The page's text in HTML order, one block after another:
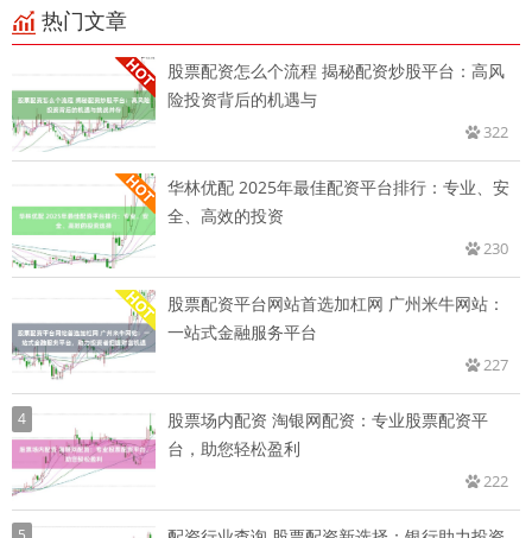
热门文章
股票配资怎么个流程 揭秘配资炒股平台：高风
险投资背后的机遇与
322
华林优配 2025年最佳配资平台排行：专业、安
全、高效的投资
230
股票配资平台网站首选加杠网 广州米牛网站：
一站式金融服务平台
227
4
股票场内配资 淘银网配资：专业股票配资平
台，助您轻松盈利
222